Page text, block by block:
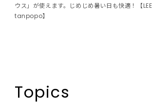
ウス」が使えます。じめじめ暑い日も快適！【
tanpopo】
Topics